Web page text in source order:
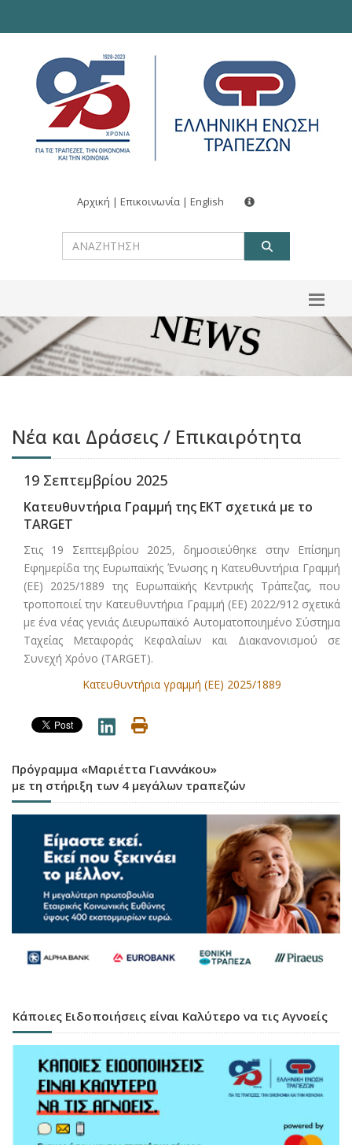
Αρχική | Επικοινωνία | English
Νέα και Δράσεις / Επικαιρότητα
19 Σεπτεμβρίου 2025
Κατευθυντήρια Γραμμή της ΕΚΤ σχετικά με το
TARGET
Στις 19 Σεπτεμβρίου 2025, δημοσιεύθηκε στην Επίσημη
Εφημερίδα της Ευρωπαϊκής Ένωσης η Κατευθυντήρια Γραμμή
(ΕΕ) 2025/1889 της Ευρωπαϊκής Κεντρικής Τράπεζας, που
τροποποιεί την Κατευθυντήρια Γραμμή (ΕΕ) 2022/912 σχετικά
με ένα νέας γενιάς Διευρωπαϊκό Αυτοματοποιημένο Σύστημα
Ταχείας Μεταφοράς Κεφαλαίων και Διακανονισμού σε
Συνεχή Χρόνο (TARGET).
Κατευθυντήρια γραμμή (ΕΕ) 2025/1889
Πρόγραμμα «Μαριέττα Γιαννάκου»
με τη στήριξη των 4 μεγάλων τραπεζών
Κάποιες Ειδοποιήσεις είναι Καλύτερο να τις Αγνοείς